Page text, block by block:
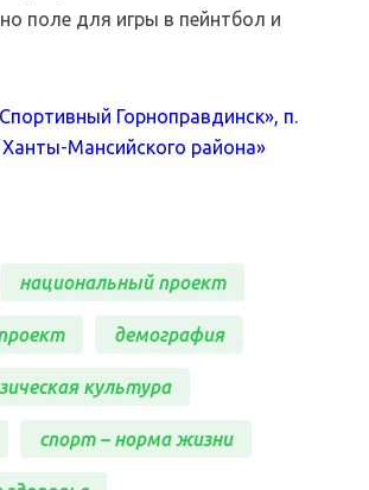
поле для игры в пейнтбол и
Горноправдинск», п.
Мансийского района»
национальный проект
демография
культура
спорт – норма жизни